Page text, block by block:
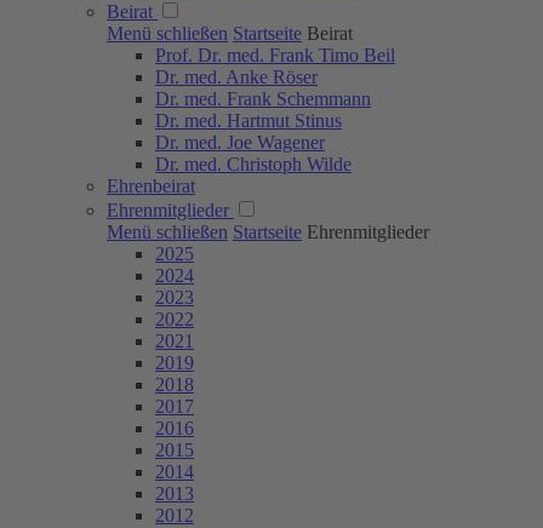
Beirat
Menü schließen Startseite Beirat
Prof. Dr. med. Frank Timo Beil
Dr. med. Anke Röser
Dr. med. Frank Schemmann
Dr. med. Hartmut Stinus
Dr. med. Joe Wagener
Dr. med. Christoph Wilde
Ehrenbeirat
Ehrenmitglieder
Menü schließen Startseite Ehrenmitglieder
2025
2024
2023
2022
2021
2019
2018
2017
2016
2015
2014
2013
2012